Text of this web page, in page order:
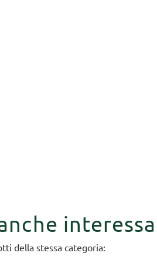
della stessa categoria: